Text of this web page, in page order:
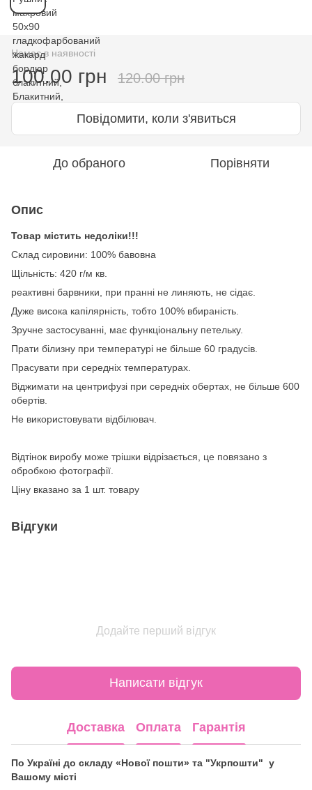
Немає в наявності
100.00 грн 120.00 грн
Повідомити, коли з'явиться
До обраного Порівняти
Опис
Товар містить недоліки!!!
Склад сировини: 100% бавовна
Щільність: 420 г/м кв.
реактивні барвники, при пранні не линяють, не сідає.
Дуже висока капілярність, тобто 100% вбираність.
Зручне застосуванні, має функціональну петельку.
Прати білизну при температурі не більше 60 градусів.
Прасувати при середніх температурах.
Віджимати на центрифузі при середніх обертах, не більше 600
обертів.
Не використовувати відбілювач.
Відтінок виробу може трішки відрізається, це повязано з
обробкою фотографії.
Ціну вказано за 1 шт. товару
Відгуки
Додайте перший відгук
Написати відгук
Доставка Оплата Гарантія
По Україні до складу «Нової пошти» та "Укрпошти" у
Вашому місті